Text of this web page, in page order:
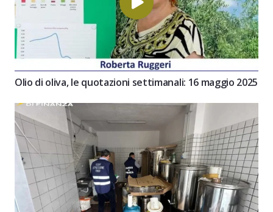
Olio di oliva, le quotazioni settimanali: 16 maggio 2025